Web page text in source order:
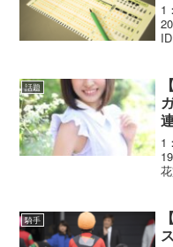
1
話題
1
騎手